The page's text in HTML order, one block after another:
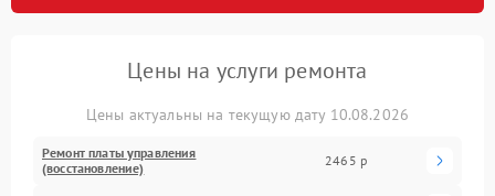
Цены на услуги ремонта
Цены актуальны на текущую дату 10.08.2026
Ремонт платы управления
(восстановление)
2465 р